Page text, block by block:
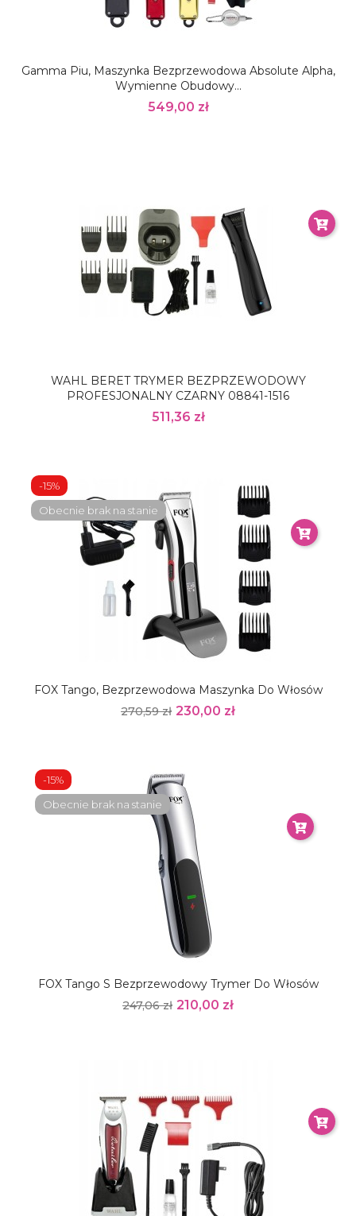
Gamma Piu, Maszynka Bezprzewodowa Absolute Alpha,
Wymienne Obudowy...
549,00 zł
WAHL BERET TRYMER BEZPRZEWODOWY
PROFESJONALNY CZARNY 08841-1516
511,36 zł
FOX Tango, Bezprzewodowa Maszynka Do Włosów
270,59 zł 230,00 zł
-15%
Obecnie brak na stanie
FOX Tango S Bezprzewodowy Trymer Do Włosów
247,06 zł 210,00 zł
-15%
Obecnie brak na stanie